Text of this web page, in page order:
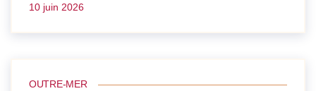
10 juin 2026
OUTRE-MER